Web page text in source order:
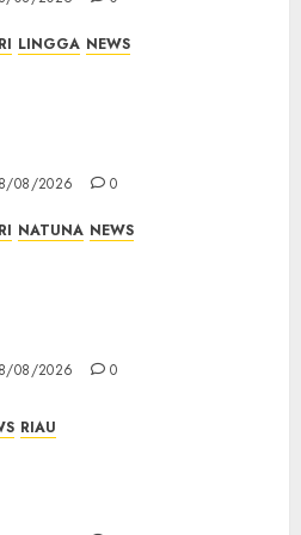
LINGGA NEWS
08/2026 0
NATUNA NEWS
08/2026 0
RIAU